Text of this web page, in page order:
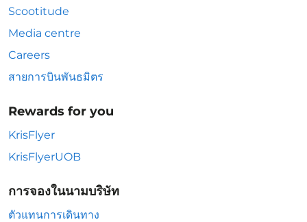
Scootitude
Media centre
Careers
สายการบินพันธมิตร
Rewards for you
KrisFlyer
KrisFlyerUOB
การจองในนามบริษัท
ตัวแทนการเดินทาง